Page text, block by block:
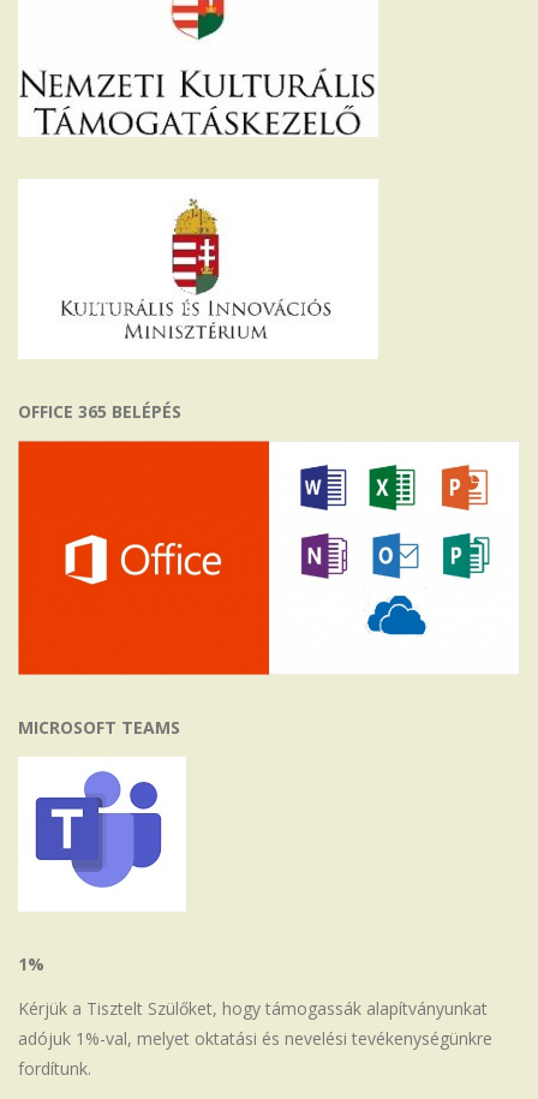
OFFICE 365 BELÉPÉS
MICROSOFT TEAMS
1%
Kérjük a Tisztelt Szülőket, hogy támogassák alapítványunkat
adójuk 1%-val, melyet oktatási és nevelési tevékenységünkre
fordítunk.